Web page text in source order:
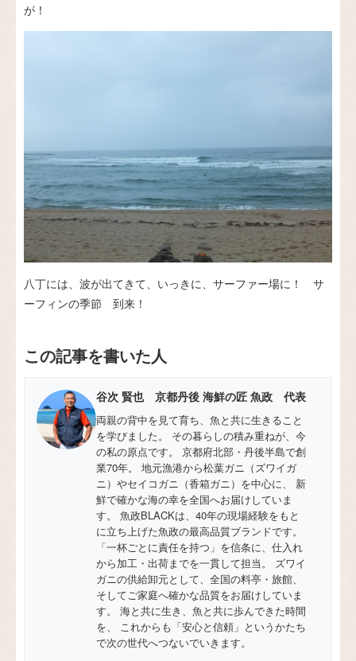
が！
八丁には、波が出てきて、いっきに、サーファー場に！ サ
ーフィンの季節 到来！
この記事を書いた人
谷次 賢也 京都丹後 海鮮の匠 魚政 代表
両親の背中を見て育ち、魚と共に生きること
を学びました。 その暮らしの積み重ねが、今
の私の原点です。 京都府北部・丹後半島で創
業70年。 地元漁港から松葉ガニ（ズワイガ
ニ）やセイコガニ（香箱ガニ）を中心に、 新
鮮で確かな海の幸を全国へお届けしていま
す。 魚政BLACKは、40年の現場経験をもと
に立ち上げた魚政の最高品質ブランドです。
「一杯ごとに責任を持つ」を信条に、仕入れ
から加工・出荷までを一貫して担当。 ズワイ
ガニの供給卸元として、全国の料亭・旅館、
そしてご家庭へ確かな品質をお届けしていま
す。 海と共に生き、魚と共に歩んできた時間
を、 これからも「安心と信頼」というかたち
で次の世代へつないでいきます。